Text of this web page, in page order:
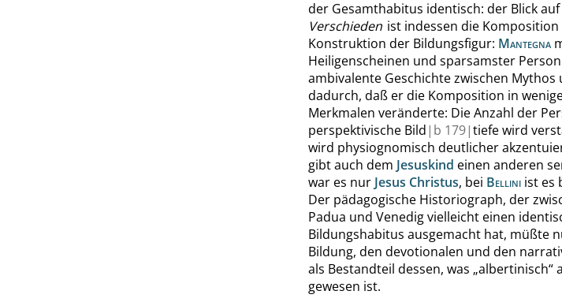
der Gesamthabitus identisch: der Blick
Verschieden ist indessen die Komposition
Konstruktion der Bildungsfigur: Mantegna
Heiligenscheinen und sparsamster
ambivalente Geschichte zwischen
dadurch, daß er die Komposition in
Merkmalen veränderte: Die Anzahl der
perspektivische Bild | b 179|tiefe wird
wird physiognomisch deutlicher
gibt auch dem Jesuskind einen anderen
war es nur Jesus Christus, bei Bellini ist es
Der pädagogische Historiograph, der
Padua und Venedig vielleicht einen
Bildungshabitus ausgemacht hat, müßte
Bildung, den devotionalen und den
als Bestandteil dessen, was „albertinisch“
gewesen ist.